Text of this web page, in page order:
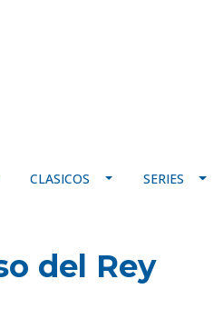
CLASICOS SERIES
del Rey